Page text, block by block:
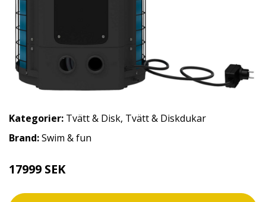
Kategorier: Tvätt & Disk, Tvätt & Diskdukar
Brand:Swim & fun
17999 SEK